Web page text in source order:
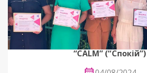
“CALM” (“Спокій”)